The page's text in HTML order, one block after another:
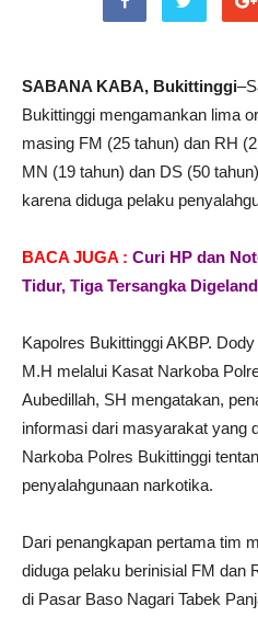
SABANA KABA, Bukittinggi
Bukittinggi mengamankan lima
masing FM (25 tahun) dan RH
MN (19 tahun) dan DS (50
karena diduga pelaku
BACA JUGA : Curi HP dan
Tidur, Tiga Tersangka
Kapolres Bukittinggi AKBP.
M.H melalui Kasat Narkoba
Aubedillah, SH mengatakan,
informasi dari masyarakat yang
Narkoba Polres Bukittinggi
penyalahgunaan narkotika.
Dari penangkapan pertama tim
diduga pelaku berinisial FM dan
di Pasar Baso Nagari Tabek